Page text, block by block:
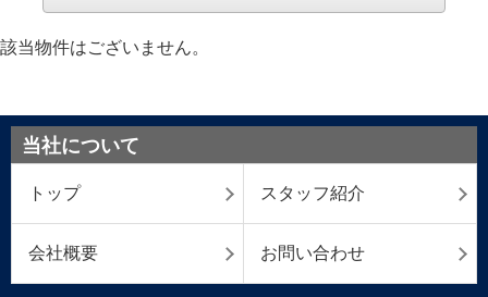
該当物件はございません。
当社について
トップ スタッフ紹介
会社概要 お問い合わせ